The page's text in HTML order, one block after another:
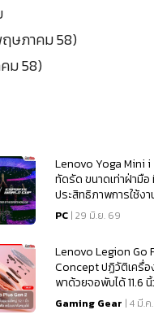
ฤษภาคม 58)
ม 58)
Lenovo Yoga Mini i
ทัดรัด ขนาดเท่าฝ่ามื
ประสิทธิภาพการใช้ง
PC | 29 มิ.ย. 69
Lenovo Legion Go
Concept ปฏิวัติเครื่อ
พาด้วยจอพับได้ 11.6
เดสก์ท็อปในเครื่องเดี
Gaming Gear | 4 มี.